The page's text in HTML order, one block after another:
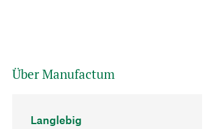
Über Manufactum
Langlebig